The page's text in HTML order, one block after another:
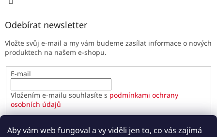
Aby vám web fungoval a vy viděli jen to, co vás zajímá
Odebírat newsletter
Vložte svůj e-mail a my vám budeme zasílat informace o nových
produktech na našem e-shopu.
E-mail
Vložením e-mailu souhlasíte s podmínkami ochrany
osobních údajů
PŘIHLÁSIT SE